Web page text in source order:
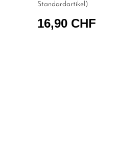
Standardartikel )
16,90 CHF